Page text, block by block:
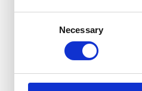
Necessary